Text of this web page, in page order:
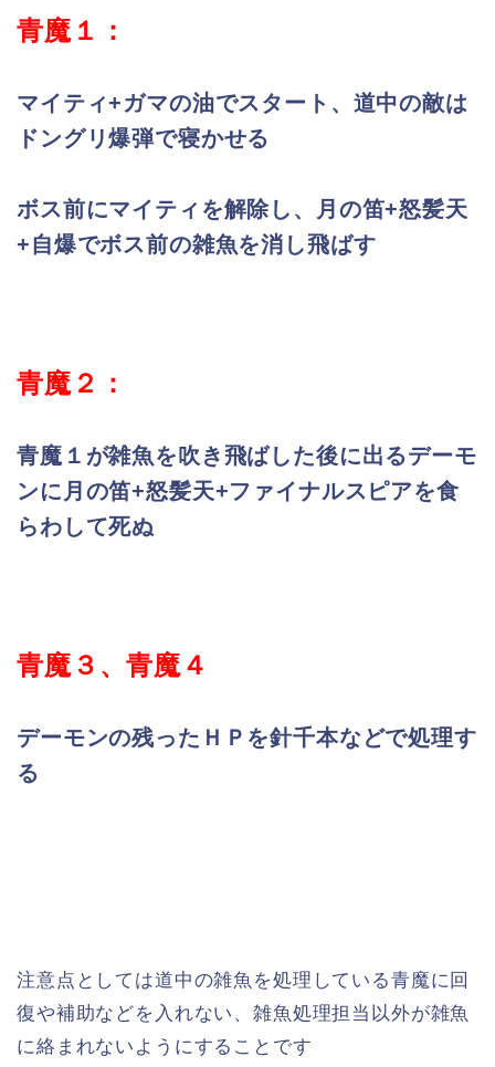
青魔１：
マイティ+ガマの油でスタート、道中の敵は
ドングリ爆弾で寝かせる
ボス前にマイティを解除し、月の笛+怒髪天
+自爆でボス前の雑魚を消し飛ばす
青魔２：
青魔１が雑魚を吹き飛ばした後に出るデーモ
ンに月の笛+怒髪天+ファイナルスピアを食
らわして死ぬ
青魔３、青魔４
デーモンの残ったＨＰを針千本などで処理す
る
注意点としては道中の雑魚を処理している青魔に回
復や補助などを入れない、雑魚処理担当以外が雑魚
に絡まれないようにすることです